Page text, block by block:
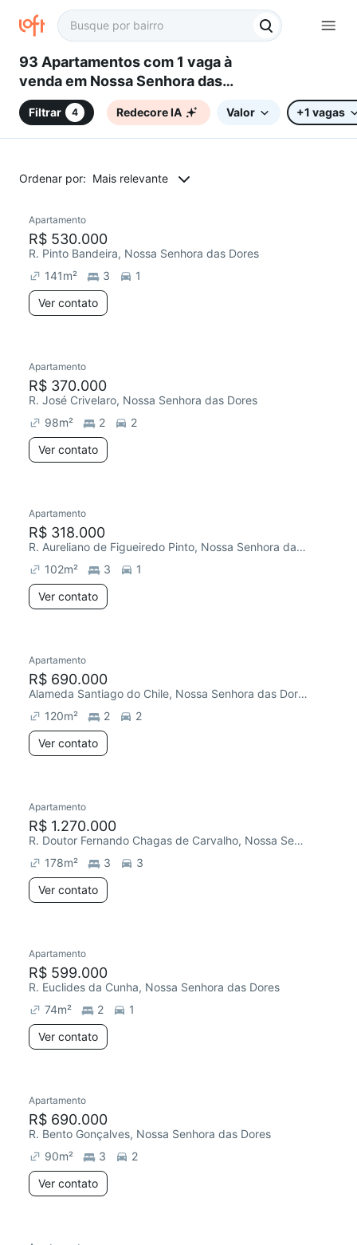
93 Apartamentos com 1 vaga à
venda em Nossa Senhora das
Dores, Santa Maria, RS
Filtrar 4 Redecore IA Valor +1 vagas
Ordenar por: Mais relevante
Redecorar
Apartamento
R$ 530.000
R. Pinto Bandeira, Nossa Senhora das Dores
141m² 3
1
Ver contato
Chegou este mês
Apartamento
R$ 370.000
R. José Crivelaro, Nossa Senhora das Dores
98m² 2
2
Ver contato
Redecorar
Apartamento
R$ 318.000
R. Aureliano de Figueiredo Pinto, Nossa Senhora das Dores
102m² 3
1
Ver contato
Chegou este mês
Apartamento
R$ 690.000
Alameda Santiago do Chile, Nossa Senhora das Dores
120m² 2
2
Ver contato
Chegou este mês
Apartamento
R$ 1.270.000
R. Doutor Fernando Chagas de Carvalho, Nossa Senhora das Dores
178m² 3
3
Ver contato
Redecorar
Apartamento
R$ 599.000
R. Euclides da Cunha, Nossa Senhora das Dores
74m² 2
1
Ver contato
Chegou este mês
Apartamento
R$ 690.000
R. Bento Gonçalves, Nossa Senhora das Dores
90m² 3
2
Ver contato